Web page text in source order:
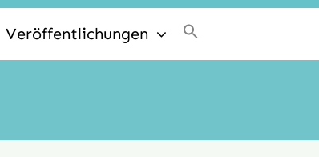
Veröffentlichungen